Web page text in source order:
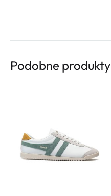
Podobne produkty